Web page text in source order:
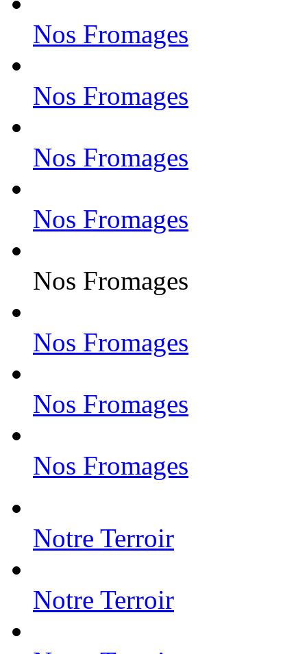
Nos Fromages
Nos Fromages
Nos Fromages
Nos Fromages
Nos Fromages
Nos Fromages
Nos Fromages
Nos Fromages
Notre Terroir
Notre Terroir